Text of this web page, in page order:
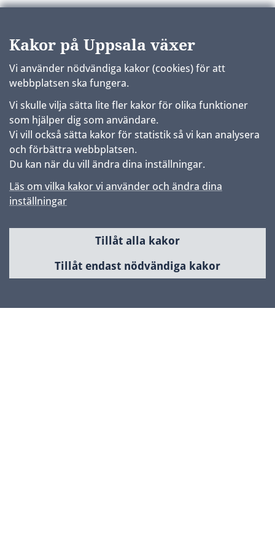
Kakor på Uppsala växer
Vi använder nödvändiga kakor (cookies) för att
webbplatsen ska fungera.
Vi skulle vilja sätta lite fler kakor för olika funktioner
som hjälper dig som användare.
Vi vill också sätta kakor för statistik så vi kan analysera
och förbättra webbplatsen.
Du kan när du vill ändra dina inställningar.
Läs om vilka kakor vi använder och ändra dina
inställningar
Tillåt alla kakor
Tillåt endast nödvändiga kakor
Samhällsbyggnad & utveckling